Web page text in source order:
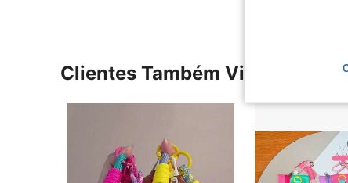
Clientes Também Visitaram